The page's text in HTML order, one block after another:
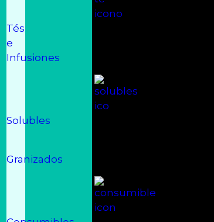
Tés
e
Infusiones
Solubles
Granizados